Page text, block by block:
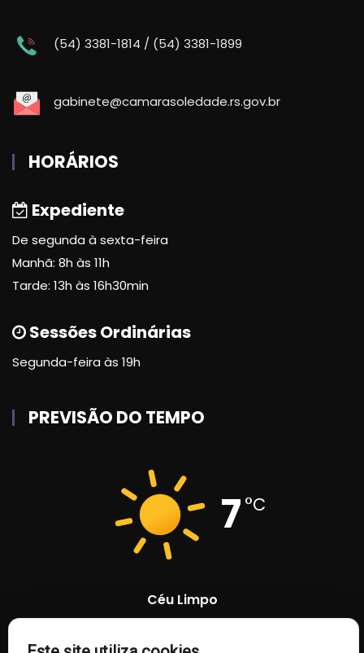
(54) 3381-1814 / (54) 3381-1899
gabinete@camarasoledade.rs.gov.br
HORÁRIOS
Expediente
De segunda à sexta-feira
Manhã: 8h às 11h
Tarde: 13h às 16h30min
Sessões Ordinárias
Segunda-feira às 19h
PREVISÃO DO TEMPO
7 °C
Céu Limpo